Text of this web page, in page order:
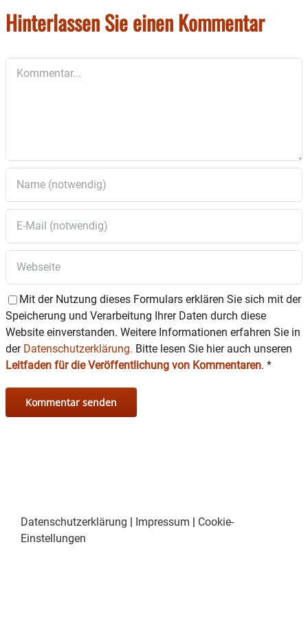
Hinterlassen Sie einen Kommentar
Mit der Nutzung dieses Formulars erklären Sie sich mit der
Speicherung und Verarbeitung Ihrer Daten durch diese
Website einverstanden. Weitere Informationen erfahren Sie in
der Datenschutzerklärung. Bitte lesen Sie hier auch unseren
Leitfaden für die Veröffentlichung von Kommentaren. *
Datenschutzerklärung | Impressum | Cookie-
Einstellungen